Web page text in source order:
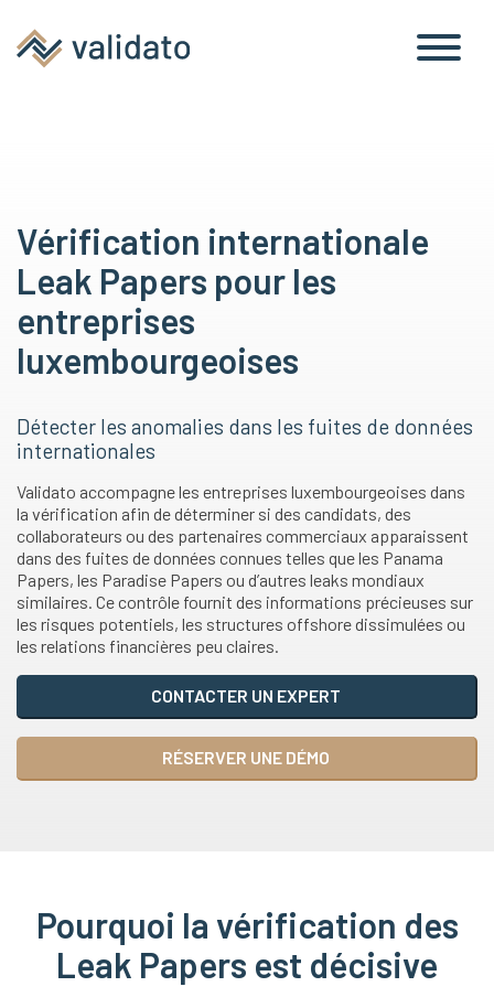
Vérification internationale
Leak Papers pour les
entreprises
luxembourgeoises
Détecter les anomalies dans les fuites de données
internationales
Validato accompagne les entreprises luxembourgeoises dans
la vérification afin de déterminer si des candidats, des
collaborateurs ou des partenaires commerciaux apparaissent
dans des fuites de données connues telles que les Panama
Papers, les Paradise Papers ou d’autres leaks mondiaux
similaires. Ce contrôle fournit des informations précieuses sur
les risques potentiels, les structures offshore dissimulées ou
les relations financières peu claires.
CONTACTER UN EXPERT
RÉSERVER UNE DÉMO
Pourquoi la vérification des
Leak Papers est décisive